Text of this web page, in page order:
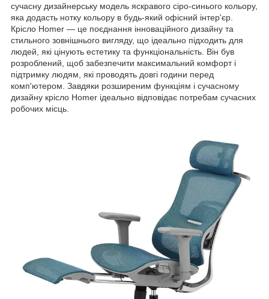
сучасну дизайнерську модель яскравого сіро-синього кольору,
яка додасть нотку кольору в будь-який офісний інтер'єр.
Крісло Homer — це поєднання інноваційного дизайну та
стильного зовнішнього вигляду, що ідеально підходить для
людей, які цінують естетику та функціональність. Він був
розроблений, щоб забезпечити максимальний комфорт і
підтримку людям, які проводять довгі години перед
комп'ютером. Завдяки розширеним функціям і сучасному
дизайну крісло Homer ідеально відповідає потребам сучасних
робочих місць.